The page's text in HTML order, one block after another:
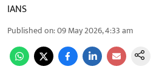
IANS
Published on:09 May 2026, 4:33 am